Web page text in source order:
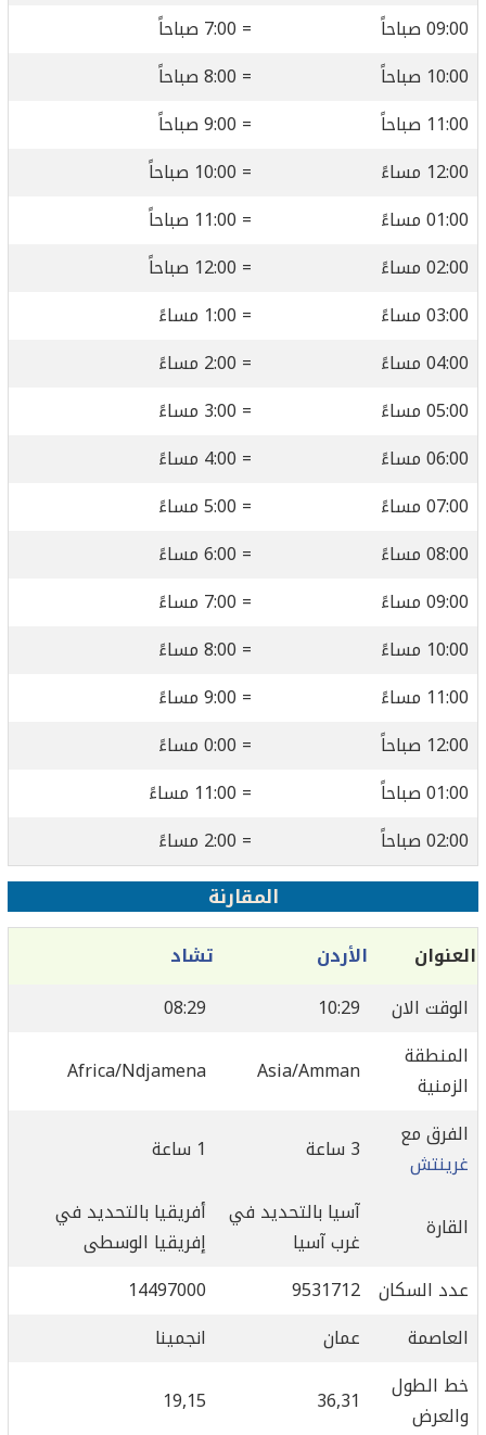
09:00 صباحاً
= 7:00 صباحاً
10:00 صباحاً
= 8:00 صباحاً
11:00 صباحاً
= 9:00 صباحاً
12:00 مساءً
= 10:00 صباحاً
01:00 مساءً
= 11:00 صباحاً
02:00 مساءً
= 12:00 صباحاً
03:00 مساءً
= 1:00 مساءً
04:00 مساءً
= 2:00 مساءً
05:00 مساءً
= 3:00 مساءً
06:00 مساءً
= 4:00 مساءً
07:00 مساءً
= 5:00 مساءً
08:00 مساءً
= 6:00 مساءً
09:00 مساءً
= 7:00 مساءً
10:00 مساءً
= 8:00 مساءً
11:00 مساءً
= 9:00 مساءً
12:00 صباحاً
= 0:00 مساءً
01:00 صباحاً
= 11:00 مساءً
02:00 صباحاً
= 2:00 مساءً
المقارنة
العنوان الأردن
تشاد
الوقت الان
10:29
08:29
المنطقة
الزمنية
Asia/Amman
Africa/Ndjamena
الفرق مع
غرينتش
3 ساعة 1 ساعة
القارة
آسيا بالتحديد في
غرب آسيا
أفريقيا بالتحديد في
إفريقيا الوسطى
عدد السكان 9531712
14497000
العاصمة
عمان
انجمينا
خط الطول
والعرض
36,31
19,15